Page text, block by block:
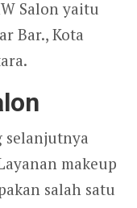
Salon yaitu
Bar., Kota
selanjutnya
makeup
salah satu